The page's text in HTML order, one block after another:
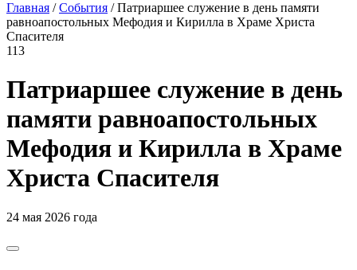
Главная /События / Патриаршее служение в день памяти
равноапостольных Мефодия и Кирилла в Храме Христа
Спасителя
113
Патриаршее служение в день
памяти равноапостольных
Мефодия и Кирилла в Храме
Христа Спасителя
24 мая 2026 года